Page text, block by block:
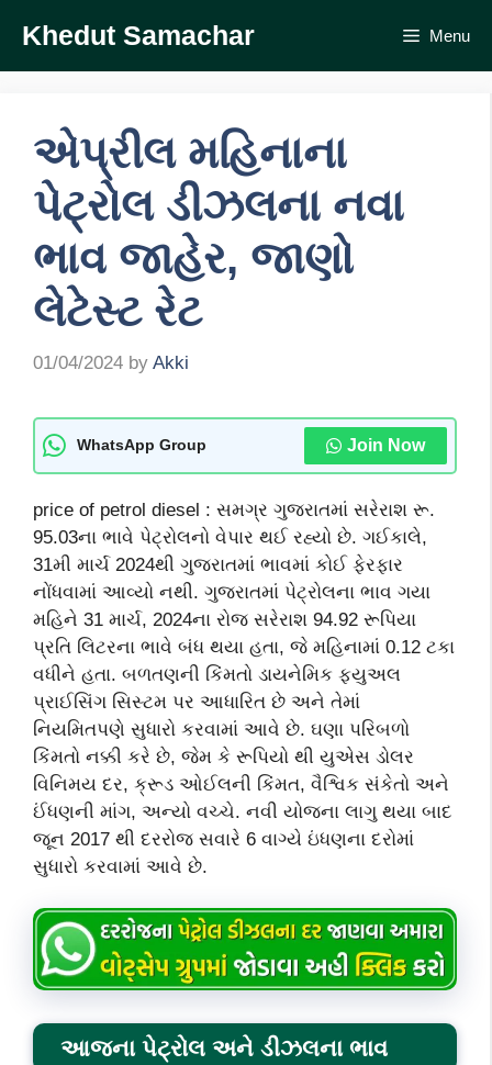
content
Khedut Samachar Menu
એપ્રીલ મહિનાના
પેટ્રોલ ડીઝલના નવા
ભાવ જાહેર, જાણો
લેટેસ્ટ રેટ
01/04/2024 by Akki
WhatsApp Group Join Now
price of petrol diesel : સમગ્ર ગુજરાતમાં સરેરાશ રૂ.
95.03ના ભાવે પેટ્રોલનો વેપાર થઈ રહ્યો છે. ગઈકાલે,
31મી માર્ચ 2024થી ગુજરાતમાં ભાવમાં કોઈ ફેરફાર
નોંધવામાં આવ્યો નથી. ગુજરાતમાં પેટ્રોલના ભાવ ગયા
મહિને 31 માર્ચ, 2024ના રોજ સરેરાશ 94.92 રૂપિયા
પ્રતિ લિટરના ભાવે બંધ થયા હતા, જે મહિનામાં 0.12 ટકા
વધીને હતા. બળતણની કિંમતો ડાયનેમિક ફ્યુઅલ
પ્રાઈસિંગ સિસ્ટમ પર આધારિત છે અને તેમાં
નિયમિતપણે સુધારો કરવામાં આવે છે. ઘણા પરિબળો
કિંમતો નક્કી કરે છે, જેમ કે રૂપિયો થી યુએસ ડોલર
વિનિમય દર, ક્રૂડ ઓઈલની કિંમત, વૈશ્વિક સંકેતો અને
ઈંધણની માંગ, અન્યો વચ્ચે. નવી યોજના લાગુ થયા બાદ
જૂન 2017 થી દરરોજ સવારે 6 વાગ્યે ઇંધણના દરોમાં
સુધારો કરવામાં આવે છે.
આજના પેટ્રોલ અને ડીઝલના ભાવ